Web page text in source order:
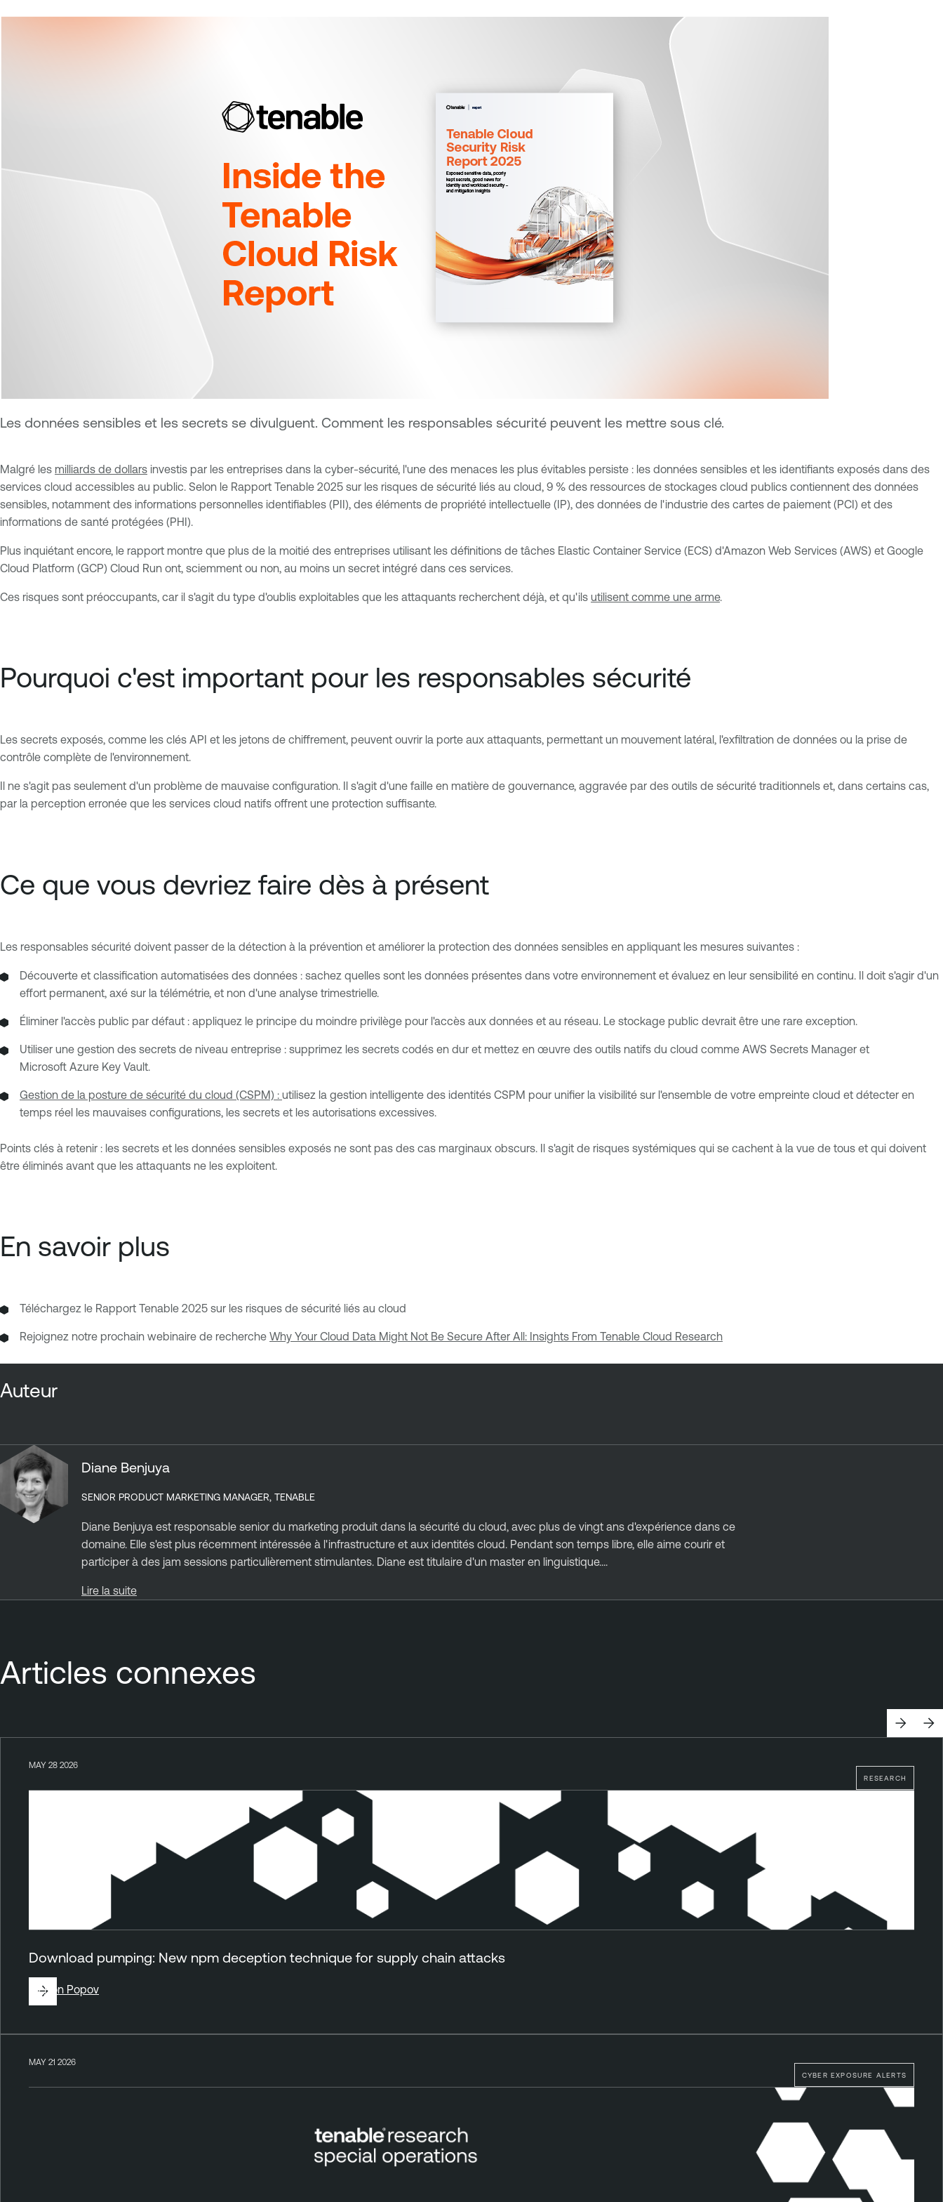
Les données sensibles et les secrets se divulguent. Comment les responsables sécurité peuvent les mettre sous clé.
Malgré les milliards de dollars investis par les entreprises dans la cyber-sécurité, l'une des menaces les plus évitables persiste : les données sensibles et les identifiants exposés dans des
services cloud accessibles au public. Selon le Rapport Tenable 2025 sur les risques de sécurité liés au cloud, 9 % des ressources de stockages cloud publics contiennent des données
sensibles, notamment des informations personnelles identifiables (PII), des éléments de propriété intellectuelle (IP), des données de l'industrie des cartes de paiement (PCI) et des
informations de santé protégées (PHI).
Plus inquiétant encore, le rapport montre que plus de la moitié des entreprises utilisant les définitions de tâches Elastic Container Service (ECS) d'Amazon Web Services (AWS) et Google
Cloud Platform (GCP) Cloud Run ont, sciemment ou non, au moins un secret intégré dans ces services.
Ces risques sont préoccupants, car il s'agit du type d'oublis exploitables que les attaquants recherchent déjà, et qu'ils utilisent comme une arme.
Pourquoi c'est important pour les responsables sécurité
Les secrets exposés, comme les clés API et les jetons de chiffrement, peuvent ouvrir la porte aux attaquants, permettant un mouvement latéral, l'exfiltration de données ou la prise de
contrôle complète de l'environnement.
Il ne s'agit pas seulement d'un problème de mauvaise configuration. Il s'agit d'une faille en matière de gouvernance, aggravée par des outils de sécurité traditionnels et, dans certains cas,
par la perception erronée que les services cloud natifs offrent une protection suffisante.
Ce que vous devriez faire dès à présent
Les responsables sécurité doivent passer de la détection à la prévention et améliorer la protection des données sensibles en appliquant les mesures suivantes :
Découverte et classification automatisées des données : sachez quelles sont les données présentes dans votre environnement et évaluez en leur sensibilité en continu. Il doit s'agir d'un
effort permanent, axé sur la télémétrie, et non d'une analyse trimestrielle.
Éliminer l'accès public par défaut : appliquez le principe du moindre privilège pour l'accès aux données et au réseau. Le stockage public devrait être une rare exception.
Utiliser une gestion des secrets de niveau entreprise : supprimez les secrets codés en dur et mettez en œuvre des outils natifs du cloud comme AWS Secrets Manager et
Microsoft Azure Key Vault.
Gestion de la posture de sécurité du cloud (CSPM) : utilisez la gestion intelligente des identités CSPM pour unifier la visibilité sur l'ensemble de votre empreinte cloud et détecter en
temps réel les mauvaises configurations, les secrets et les autorisations excessives.
Points clés à retenir : les secrets et les données sensibles exposés ne sont pas des cas marginaux obscurs. Il s'agit de risques systémiques qui se cachent à la vue de tous et qui doivent
être éliminés avant que les attaquants ne les exploitent.
En savoir plus
Téléchargez le Rapport Tenable 2025 sur les risques de sécurité liés au cloud
Rejoignez notre prochain webinaire de recherche Why Your Cloud Data Might Not Be Secure After All: Insights From Tenable Cloud Research
Auteur
Diane Benjuya
SENIOR PRODUCT MARKETING MANAGER, TENABLE
Diane Benjuya est responsable senior du marketing produit dans la sécurité du cloud, avec plus de vingt ans d'expérience dans ce
domaine. Elle s'est plus récemment intéressée à l'infrastructure et aux identités cloud. Pendant son temps libre, elle aime courir et
participer à des jam sessions particulièrement stimulantes. Diane est titulaire d'un master en linguistique....
Lire la suite
Articles connexes
RESEARCH
MAY 28 2026
Download pumping: New npm deception technique for supply chain attacks
ByRon Popov
CYBER EXPOSURE ALERTS
MAY 21 2026